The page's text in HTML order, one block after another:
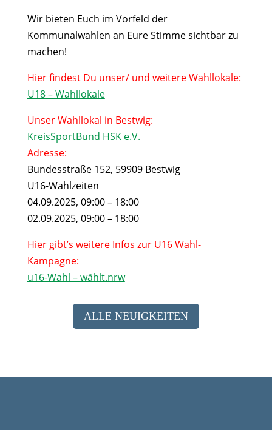
Wir bieten Euch im Vorfeld der
Kommunalwahlen an Eure Stimme sichtbar zu
machen!
Hier findest Du unser/ und weitere Wahllokale:
U18 – Wahllokale
Unser Wahllokal in Bestwig:
KreisSportBund HSK e.V.
Adresse:
Bundesstraße 152, 59909 Bestwig
U16-Wahlzeiten
04.09.2025, 09:00 – 18:00
02.09.2025, 09:00 – 18:00
Hier gibt’s weitere Infos zur U16 Wahl-
Kampagne:
u16-Wahl – wählt.nrw
ALLE NEUIGKEITEN